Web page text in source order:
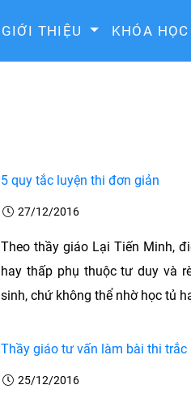
GIỚI THIỆU KHÓA HỌC
5 quy tắc luyện thi đơn giản
27/12/2016
Theo thầy giáo Lại Tiến Minh,
hay thấp phụ thuộc tư duy và
sinh, chứ không thể nhờ học tủ
Thầy giáo tư vấn làm bài thi
25/12/2016